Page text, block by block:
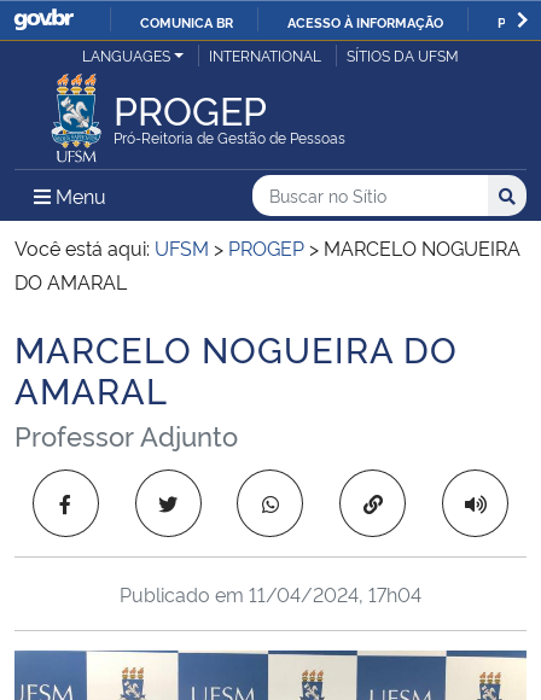
IR
COMUNICA BR ACESSO À INFORMAÇÃO
Ministério da Justiça e Segurança Pública
Ministério da Defesa
Ministério das Relações Exteriores
Ministério da Infraestrutura
Ministério da Agricultura, Pecuária e Abastecimento
Ministério da Educação
Ministério da Cidadania
Ministério de Minas e Energia
LANGUAGES INTERNATIONAL SÍTIOS DA UFSM
PROGEP
Pró-Reitoria de Gestão de Pessoas
Menu Menu Principal do Sítio
Busca
Buscar no no Sítio
Busca:
Você está aqui: UFSM > PROGEP > MARCELO NOGUEIRA
DO AMARAL
Início do conteúdo
MARCELO NOGUEIRA DO
AMARAL
Professor Adjunto
Copiar para área
Publicado em 11/04/2024, 17h04